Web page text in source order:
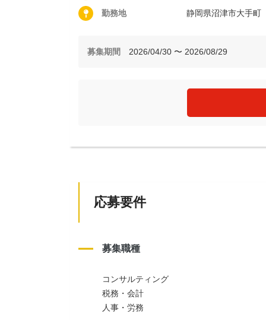
勤務地 静岡県沼津市大手町
募集期間 2026/04/30 〜 2026/08/29
応募要件
募集職種
コンサルティング
税務・会計
人事・労務